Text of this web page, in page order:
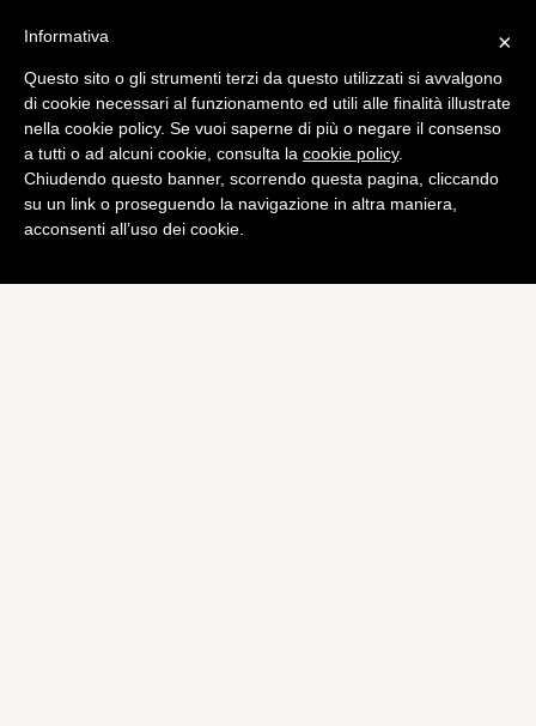
App
Apple cambia “Gratis” con
“Ottieni”, ecco perché
di Redazione
×
Informativa
Questo sito o gli strumenti terzi da questo utilizzati si avvalgono
di cookie necessari al funzionamento ed utili alle finalità illustrate
nella cookie policy. Se vuoi saperne di più o negare il consenso
a tutti o ad alcuni cookie, consulta la cookie policy.
Chiudendo questo banner, scorrendo questa pagina, cliccando
su un link o proseguendo la navigazione in altra maniera,
acconsenti all’uso dei cookie.